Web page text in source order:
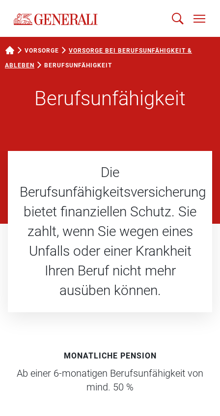
VORSORGE VORSORGE BEI BERUFSUNFÄHIGKEIT &
ABLEBEN BERUFSUNFÄHIGKEIT
Berufsunfähigkeit
Die
Berufsunfähigkeitsversicherung
bietet finanziellen Schutz. Sie
zahlt, wenn Sie wegen eines
Unfalls oder einer Krankheit
Ihren Beruf nicht mehr
ausüben können.
MONATLICHE PENSION
Ab einer 6-monatigen Berufsunfähigkeit von
mind. 50 %